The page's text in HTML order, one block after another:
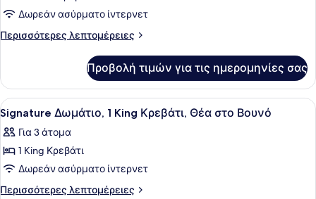
για
Fairmont
1
Queen
Κρεβάτι
Δωρεάν ασύρματο ίντερνετ
Περισσότερες λεπτομέρειες
Περισσότερες
Queen,
Δωμάτιο,
1
Queen
Κρεβάτι
Προβολή τιμών για τις ημερομηνίες σας
Προβολή
όλων
των
φωτογραφιών
για
Signature
Κλινοσκεπάσματα υψηλής
5
Signature Δωμάτιο, 1 King Κρεβάτι, Θέα στο Βουνό
Για 3 άτομα
1 King Κρεβάτι
Δωρεάν ασύρματο ίντερνετ
Περισσότερες λεπτομέρειες
Περισσότερες